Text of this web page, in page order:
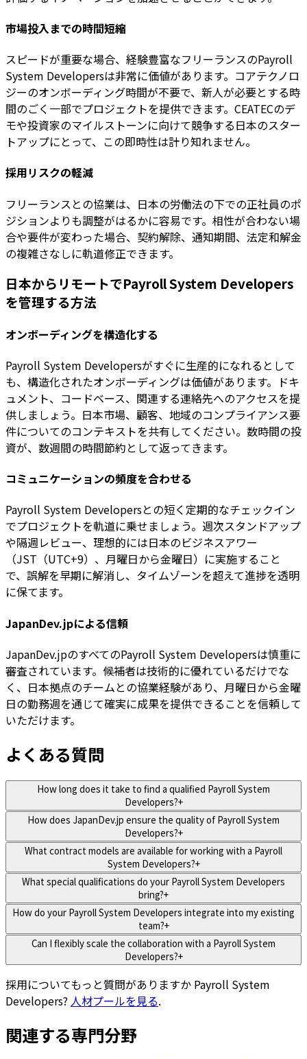
市場投入までの時間短縮
スピードが重要な場合、経験豊富なフリーランスのPayroll
System Developersは非常に価値があります。コアテクノロ
ジーのオンボーディング時間が不要で、新人が必要とする時
間のごく一部でプロジェクトを提供できます。CEATECのデ
モや投資家のマイルストーンに向けて競争する日本のスター
トアップにとって、この即時性は計り知れません。
採用リスクの軽減
フリーランスとの協業は、日本の労働法の下での正社員のポ
ジションよりも調整がはるかに容易です。相性が合わない場
合や要件が変わった場合、契約解除、通知期間、法定和解金
の複雑さなしに軌道修正できます。
日本からリモートでPayroll System Developers
を管理する方法
オンボーディングを構造化する
Payroll System Developersがすぐに生産的になれるとして
も、構造化されたオンボーディングは価値があります。ドキ
ュメント、コードベース、関連する連絡先へのアクセスを提
供しましょう。日本市場、顧客、地域のコンプライアンス要
件についてのコンテキストを共有してください。数時間の投
資が、数週間の時間節約として返ってきます。
コミュニケーションの頻度を合わせる
Payroll System Developersとの短く定期的なチェックイン
でプロジェクトを軌道に乗せましょう。週次スタンドアップ
や隔週レビュー、理想的には日本のビジネスアワー
（JST（UTC+9）、月曜日から金曜日）に実施すること
で、誤解を早期に解消し、タイムゾーンを超えて進捗を透明
に保てます。
JapanDev.jpによる信頼
JapanDev.jpのすべてのPayroll System Developersは慎重に
審査されています。候補者は技術的に優れているだけでな
く、日本拠点のチームとの協業経験があり、月曜日から金曜
日の勤務週を通じて確実に成果を提供できることを信頼して
いただけます。
よくある質問
How long does it take to find a qualified Payroll System
Developers?+
How does JapanDev.jp ensure the quality of Payroll System
Developers?+
What contract models are available for working with a Payroll
System Developers?+
What special qualifications do your Payroll System Developers
bring?+
How do your Payroll System Developers integrate into my existing
team?+
Can I flexibly scale the collaboration with a Payroll System
Developers?+
採用についてもっと質問がありますか Payroll System
Developers? 人材プールを見る.
関連する専門分野